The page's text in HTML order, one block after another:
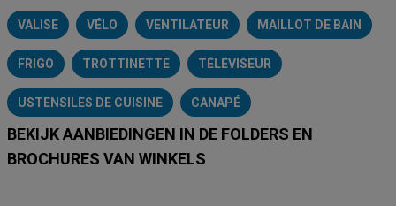
VALISE VÉLO VENTILATEUR MAILLOT DE BAIN
FRIGO TROTTINETTE TÉLÉVISEUR
USTENSILES DE CUISINE CANAPÉ
BEKIJK AANBIEDINGEN IN DE FOLDERS EN
BROCHURES VAN WINKELS